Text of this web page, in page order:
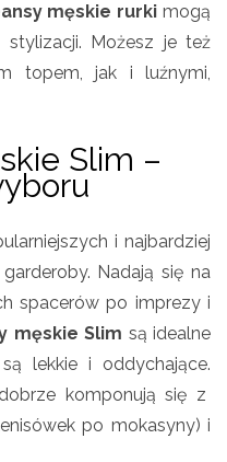
męskie rurki mogą
Możesz je też
topem, jak i luźnymi,
Slim –
i najbardziej
Nadają się na
spacerów po imprezy i
męskie Slim są idealne
lekkie i oddychające.
dobrze komponują się z
po mokasyny) i